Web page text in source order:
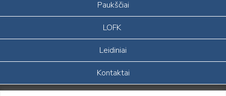
Paukščiai
LOFK
Leidiniai
Kontaktai